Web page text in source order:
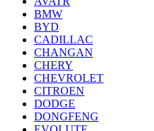
BMW
BYD
CADILLAC
CHANGAN
CHERY
CHEVROLET
CITROEN
DODGE
DONGFENG